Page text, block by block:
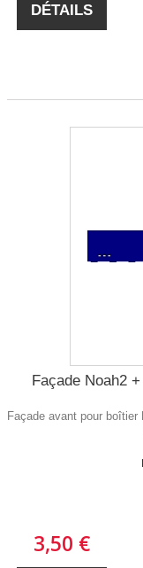
DÉTAILS
Façade Noah2
Façade avant pour
3,50 €